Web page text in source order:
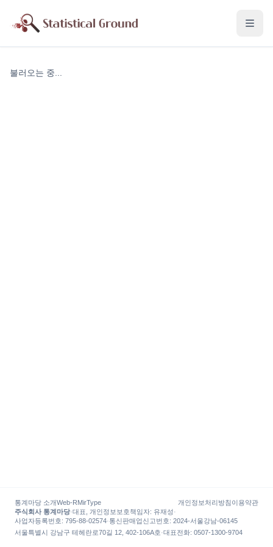
불러오는 중...
통계마당 소개Web-RMirType 개인정보처리방침이용약관
주식회사 통계마당·대표, 개인정보보호책임자: 유재성·
사업자등록번호: 795-88-02574·통신판매업신고번호: 2024-서울강남-06145
서울특별시 강남구 테헤란로70길 12, 402-106A호·대표전화: 0507-1300-9704